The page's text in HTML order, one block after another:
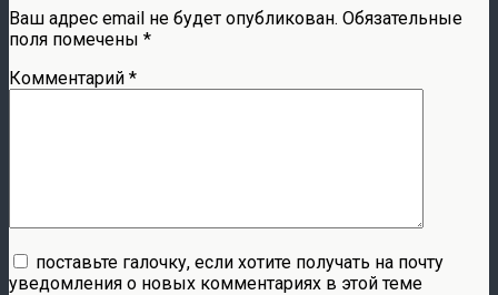
Ваш адрес email не будет опубликован. Обязательные
поля помечены *
Комментарий *
поставьте галочку, если хотите получать на почту
уведомления о новых комментариях в этой теме